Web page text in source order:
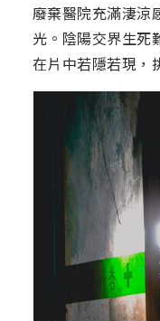
廢棄醫院充滿淒涼
光。陰陽交界生死
在片中若隱若現，